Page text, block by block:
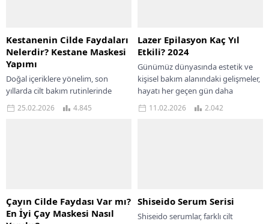
Kestanenin Cilde Faydaları
Nelerdir? Kestane Maskesi
Yapımı
Doğal içeriklere yönelim, son
yıllarda cilt bakım rutinlerinde
belirgin bir artış göstermiştir.
Kimyasal içeriklere karşı artan
25.02.2026 4.845
Lazer Epilasyon Kaç Yıl
Etkili? 2024
Günümüz dünyasında estetik ve
kişisel bakım alanındaki gelişmeler,
hayatı her geçen gün daha
konforlu ve pratik hale
getirmektedir. Bunlardan biri...
11.02.2026 2.042
Çayın Cilde Faydası Var mı?
En İyi Çay Maskesi Nasıl
Shiseido Serum Serisi
Shiseido serumlar, farklı cilt